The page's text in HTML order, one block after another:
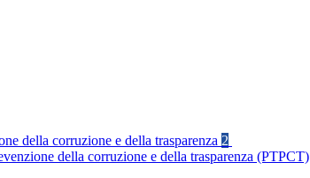
della corruzione e della trasparenza 2
della corruzione e della trasparenza (PTPCT)